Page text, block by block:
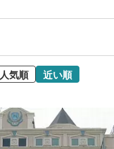
人気順 近い順